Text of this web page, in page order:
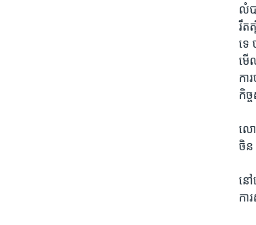
លំប
រឹត
ទេ
មើ
កា
កិច្
លោ
ចិន​
នៅ​
កា